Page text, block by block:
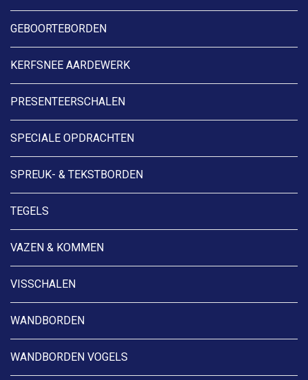
GEBOORTEBORDEN
KERFSNEE AARDEWERK
PRESENTEERSCHALEN
SPECIALE OPDRACHTEN
SPREUK- & TEKSTBORDEN
TEGELS
VAZEN & KOMMEN
VISSCHALEN
WANDBORDEN
WANDBORDEN VOGELS